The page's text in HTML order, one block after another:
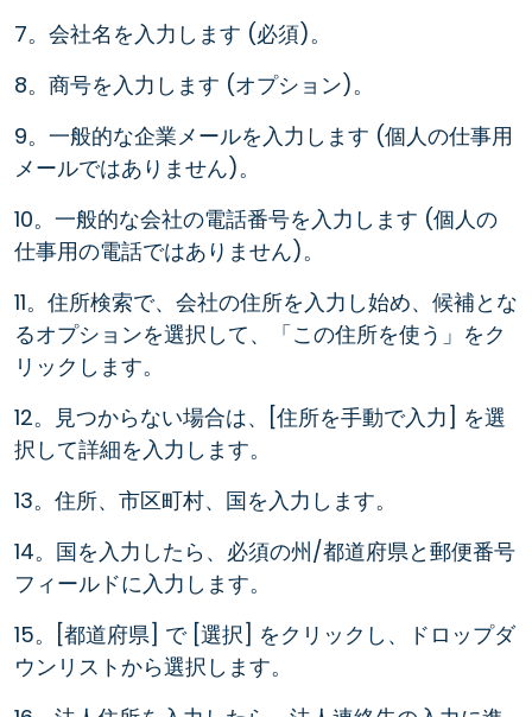
7。会社名を入力します (必須)。
8。商号を入力します (オプション)。
9。一般的な企業メールを入力します (個人の仕事用
メールではありません)。
10。一般的な会社の電話番号を入力します (個人の
仕事用の電話ではありません)。
11。住所検索で、会社の住所を入力し始め、候補とな
るオプションを選択して、「この住所を使う」をク
リックします。
12。見つからない場合は、[住所を手動で入力] を選
択して詳細を入力します。
13。住所、市区町村、国を入力します。
14。国を入力したら、必須の州/都道府県と郵便番号
フィールドに入力します。
15。[都道府県] で [選択] をクリックし、ドロップダ
ウンリストから選択します。